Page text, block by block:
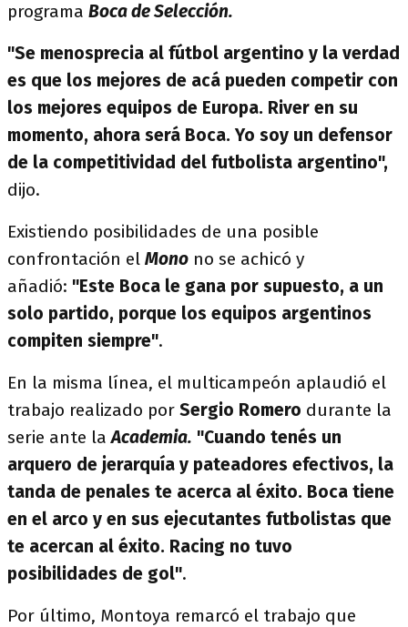
programa Boca de Selección.
"Se menosprecia al fútbol argentino y la verdad
es que los mejores de acá pueden competir con
los mejores equipos de Europa. River en su
momento, ahora será Boca. Yo soy un defensor
de la competitividad del futbolista argentino",
dijo.
Existiendo posibilidades de una posible
confrontación el Mono no se achicó y
añadió: "Este Boca le gana por supuesto, a un
solo partido, porque los equipos argentinos
compiten siempre".
En la misma línea, el multicampeón aplaudió el
trabajo realizado por Sergio Romero durante la
serie ante laAcademia. "Cuando tenés un
arquero de jerarquía y pateadores efectivos, la
tanda de penales te acerca al éxito. Boca tiene
en el arco y en sus ejecutantes futbolistas que
te acercan al éxito. Racing no tuvo
posibilidades de gol".
Por último, Montoya remarcó el trabajo que